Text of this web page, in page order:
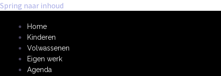
Spring naar inhoud
Home
Kinderen
Volwassenen
Eigen werk
Agenda